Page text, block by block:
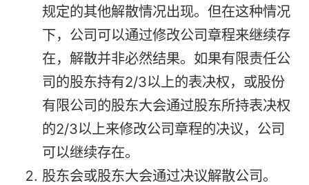
规定的其他解散情况出现。但在这种情况
下，公司可以通过修改公司章程来继续存
在，解散并非必然结果。如果有限责任公
司的股东持有2/3以上的表决权，或股份
有限公司的股东大会通过股东所持表决权
的2/3以上来修改公司章程的决议，公司
可以继续存在。
股东会或股东大会通过决议解散公司。